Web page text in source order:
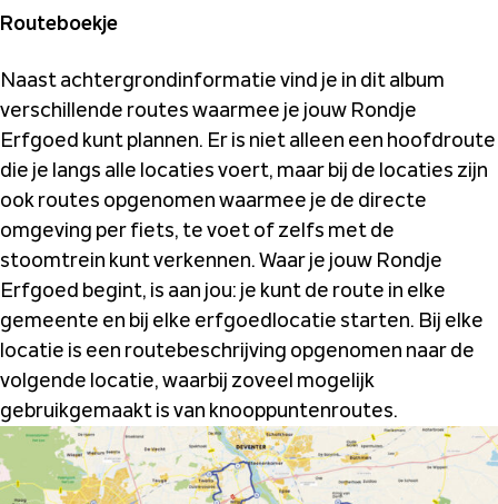
Routeboekje
Naast achtergrondinformatie vind je in dit album
verschillende routes waarmee je jouw Rondje
Erfgoed kunt plannen. Er is niet alleen een hoofdroute
die je langs alle locaties voert, maar bij de locaties zijn
ook routes opgenomen waarmee je de directe
omgeving per fiets, te voet of zelfs met de
stoomtrein kunt verkennen. Waar je jouw Rondje
Erfgoed begint, is aan jou: je kunt de route in elke
gemeente en bij elke erfgoedlocatie starten. Bij elke
locatie is een routebeschrijving opgenomen naar de
volgende locatie, waarbij zoveel mogelijk
gebruikgemaakt is van knooppuntenroutes.